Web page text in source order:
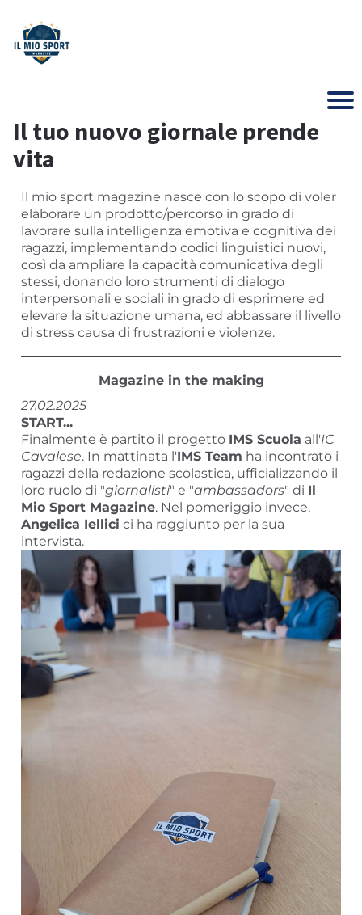
Il tuo nuovo giornale prende
vita
Il mio sport magazine nasce con lo scopo di voler
elaborare un prodotto/percorso in grado di
lavorare sulla intelligenza emotiva e cognitiva dei
ragazzi, implementando codici linguistici nuovi,
così da ampliare la capacità comunicativa degli
stessi, donando loro strumenti di dialogo
interpersonali e sociali in grado di esprimere ed
elevare la situazione umana, ed abbassare il livello
di stress causa di frustrazioni e violenze.
Magazine in the making
27.02.2025
START...
Finalmente è partito il progetto IMS Scuola all'IC
Cavalese. In mattinata l'IMS Team ha incontrato i
ragazzi della redazione scolastica, ufficializzando il
loro ruolo di "giornalisti" e "ambassadors" di Il
Mio Sport Magazine. Nel pomeriggio invece,
Angelica Iellici ci ha raggiunto per la sua
intervista.